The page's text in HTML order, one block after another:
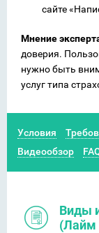
сайте
Мнение
доверия.
нужно быть
услуг типа
Условия
Видеообзор
Виды
(Лайм